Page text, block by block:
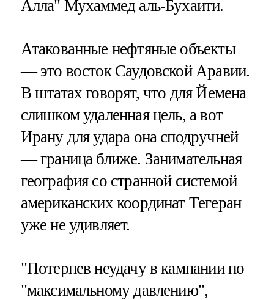
Алла" Мухаммед аль-Бухаити.
Атакованные нефтяные объекты
— это восток Саудовской Аравии.
В штатах говорят, что для Йемена
слишком удаленная цель, а вот
Ирану для удара она сподручней
— граница ближе. Занимательная
география со странной системой
американских координат Тегеран
уже не удивляет.
"Потерпев неудачу в кампании по
"максимальному давлению",